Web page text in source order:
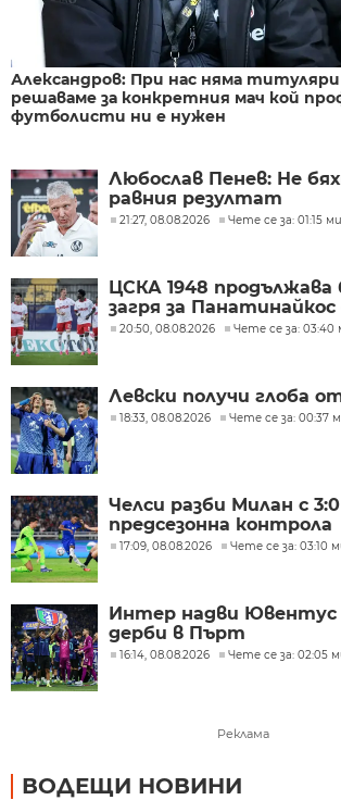
Александров: При нас няма титуляри
решаваме за конкретния мач кой
футболисти ни е нужен
Любослав Пенев: Не
равния резултат
21:27, 08.08.2026 Чете се за: 01:15
ЦСКА 1948 продължава
загря за Панатинайкос
20:50, 08.08.2026 Чете се за: 03:40
Левски получи глоба
18:33, 08.08.2026 Чете се за: 00:37
Челси разби Милан с
предсезонна контрола
17:09, 08.08.2026 Чете се за: 03:10
Интер надви Ювентус
дерби в Пърт
16:14, 08.08.2026 Чете се за: 02:05
Реклама
ВОДЕЩИ НОВИНИ